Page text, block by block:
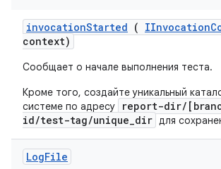
invocationStarted ( IInvocation
context)
Сообщает о начале выполнения теста.
Кроме того, создайте уникальный
системе по адресу
report-dir/
id/test-tag/unique_dir для
LogFile